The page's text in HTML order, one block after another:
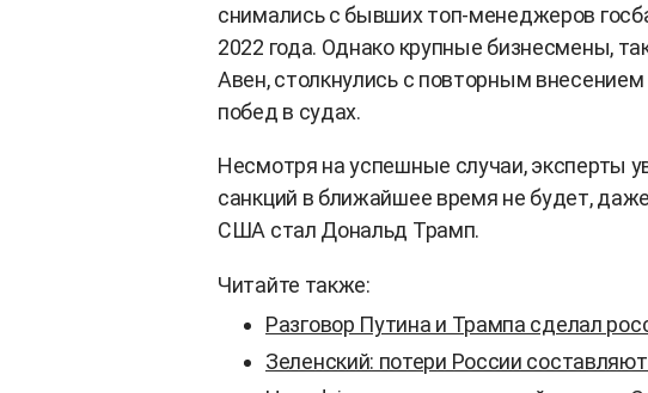
снимались с бывших топ-менеджеров
2022 года. Однако крупные бизнесмены,
Авен, столкнулись с повторным
побед в судах.
Несмотря на успешные случаи, эксперты
санкций в ближайшее время не будет,
США стал Дональд Трамп.
Читайте также:
Разговор Путина и Трампа сделал
Зеленский: потери России